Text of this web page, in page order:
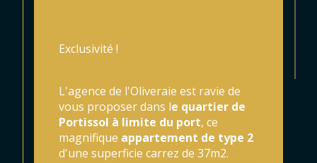
Exclusivité !
L'agence de l'Oliveraie est ravie de
vous proposer dans le quartier de
Portissol à limite du port, ce
magnifique appartement de type 2
d'une superficie carrez de 37m2.